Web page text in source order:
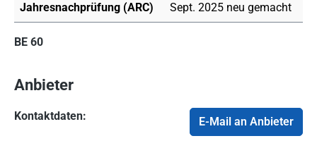
Jahresnachprüfung (ARC) Sept. 2025 neu gemacht
BE 60
Anbieter
Kontaktdaten: E-Mail an Anbieter